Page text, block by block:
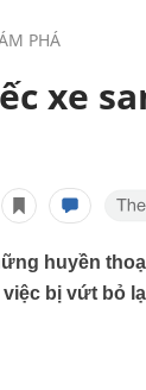
PHÁ
xe
huyền
bị vứt bỏ